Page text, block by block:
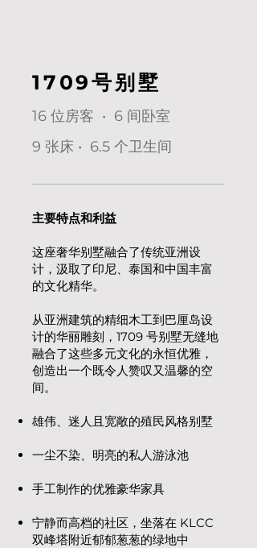
1709号别墅
16 位房客 • 6 间卧室
9 张床 • 6.5 个卫生间
主要特点和利益
这座奢华别墅融合了传统亚洲设
计，汲取了印尼、泰国和中国丰富
的文化精华。
从亚洲建筑的精细木工到巴厘岛设
计的华丽雕刻，1709 号别墅无缝地
融合了这些多元文化的永恒优雅，
创造出一个既令人赞叹又温馨的空
间。
雄伟、迷人且宽敞的殖民风格别墅
一尘不染、明亮的私人游泳池
手工制作的优雅豪华家具
宁静而高档的社区，坐落在 KLCC
双峰塔附近郁郁葱葱的绿地中